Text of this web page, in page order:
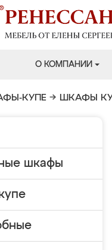
О КОМПАНИИ
КУПЕ → ШКАФЫ
шкафы